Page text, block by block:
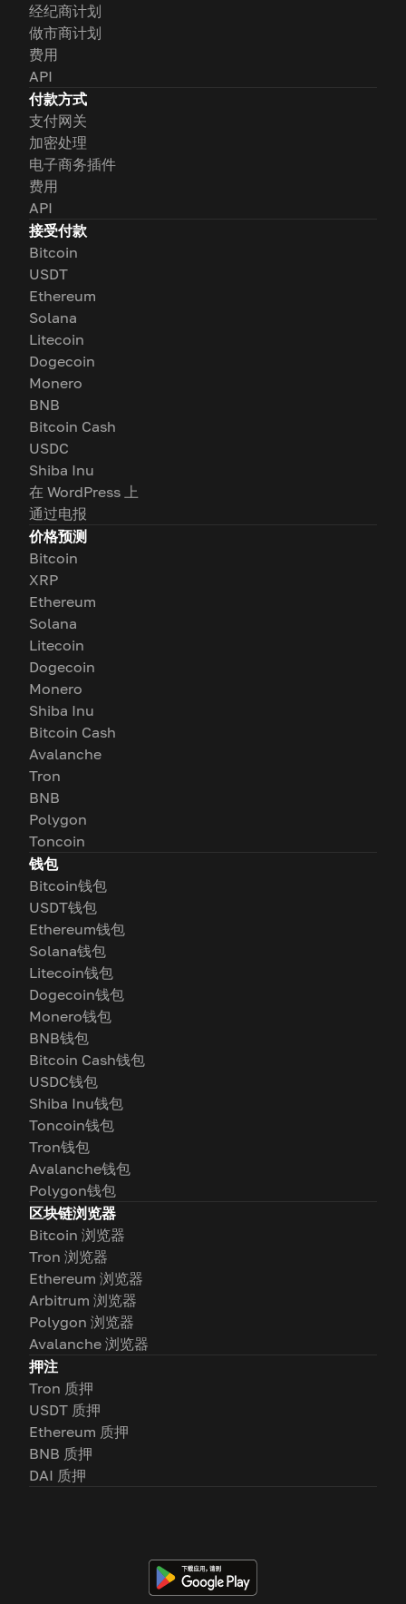
经纪商计划
做市商计划
费用
API
付款方式
支付网关
加密处理
电子商务插件
费用
API
接受付款
Bitcoin
USDT
Ethereum
Solana
Litecoin
Dogecoin
Monero
BNB
Bitcoin Cash
USDC
Shiba Inu
在 WordPress 上
通过电报
价格预测
Bitcoin
XRP
Ethereum
Solana
Litecoin
Dogecoin
Monero
Shiba Inu
Bitcoin Cash
Avalanche
Tron
BNB
Polygon
Toncoin
钱包
Bitcoin钱包
USDT钱包
Ethereum钱包
Solana钱包
Litecoin钱包
Dogecoin钱包
Monero钱包
BNB钱包
Bitcoin Cash钱包
USDC钱包
Shiba Inu钱包
Toncoin钱包
Tron钱包
Avalanche钱包
Polygon钱包
区块链浏览器
Bitcoin 浏览器
Tron 浏览器
Ethereum 浏览器
Arbitrum 浏览器
Polygon 浏览器
Avalanche 浏览器
押注
Tron 质押
USDT 质押
Ethereum 质押
BNB 质押
DAI 质押